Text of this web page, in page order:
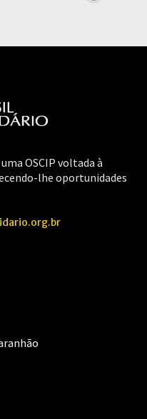
OSCIP voltada à
lhe oportunidades